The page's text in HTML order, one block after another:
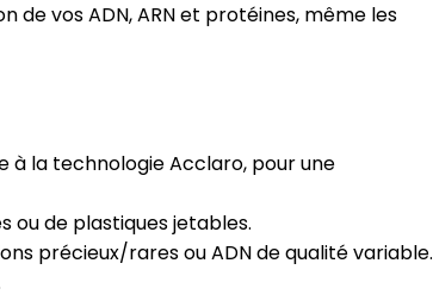
vos ADN, ARN et protéines, même les
à la technologie Acclaro, pour une
ou de plastiques jetables.
précieux/rares ou ADN de qualité variable.